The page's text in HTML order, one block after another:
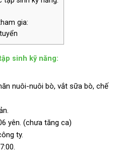
gia:
sinh kỹ năng:
nuôi-nuôi bò, vắt sữa bò, chế
yên. (chưa tăng ca)
ty.